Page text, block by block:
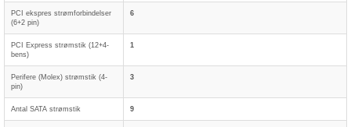
PCI ekspres strømforbindelser
(6+2 pin)
6
PCI Express strømstik (12+4-
bens)
1
Perifere (Molex) strømstik (4-
pin)
3
Antal SATA strømstik 9